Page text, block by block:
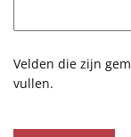
Velden die zijn
vullen.